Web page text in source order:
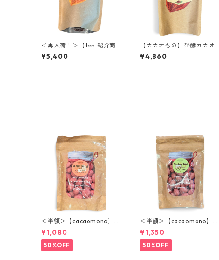
＜再入荷！＞【ten.紹介商
品】発酵カカオニブ(ホール)
300g ウガンダ産 低温仕込
¥5,400
【カカオもの】発酵カカオ
ニブ クラッシュタイプ300
g ウガンダ産 低温仕込み発
¥4,860
＜半額＞【cacaomono】マ
ルコナホワイトチョコレー
ト(フランボワーズ)
¥1,080
50%OFF
＜半額＞【cacaomono】ピ
スタチオフランボワーズチ
ョコレート
¥1,350
50%OFF